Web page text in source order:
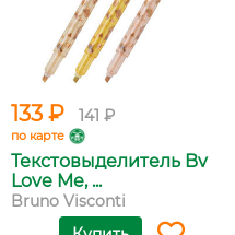
133 ₽ 141 ₽
по карте
Текстовыделитель Bv
Love Me, ...
Bruno Visconti